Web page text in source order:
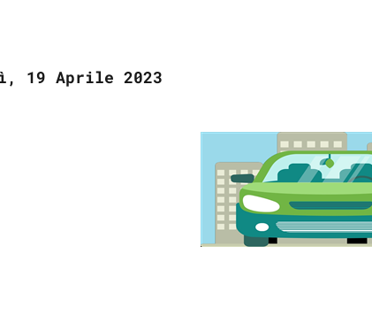
19 Aprile 2023